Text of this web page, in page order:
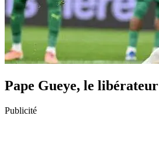
Pape Gueye, le libérateur
Publicité